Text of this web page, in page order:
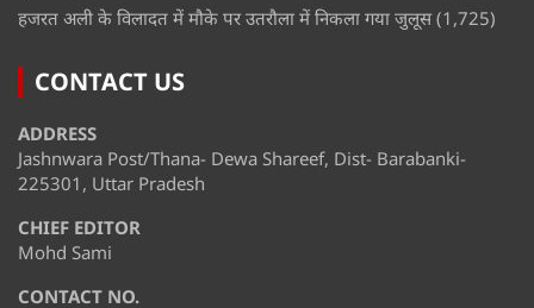
हजरत अली के विलादत में मौके पर उतरौला में निकला गया जुलूस (1,725)
CONTACT US
ADDRESS
Jashnwara Post/Thana- Dewa Shareef, Dist- Barabanki-
225301, Uttar Pradesh
CHIEF EDITOR
Mohd Sami
CONTACT NO.